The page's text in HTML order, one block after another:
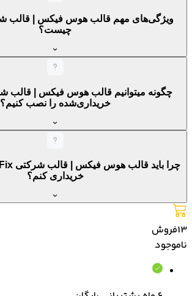
چیست؟
خریداری‌شده را نصب کنیم؟
خریداری کنم؟
13فروش
ناموجود